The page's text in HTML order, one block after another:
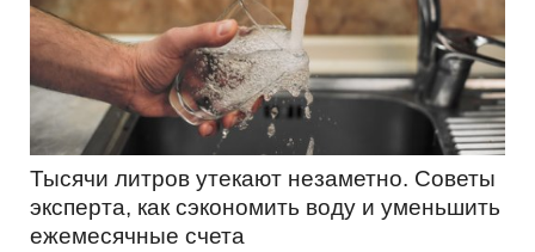
Тысячи литров утекают незаметно. Советы
эксперта, как сэкономить воду и уменьшить
ежемесячные счета